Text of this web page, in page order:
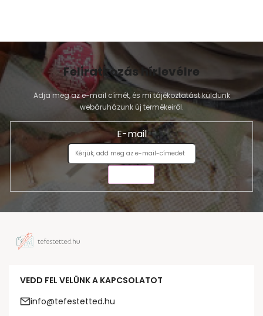
Feliratkozás hírlevélre
Adja meg az e-mail címét, és mi tájékoztatást küldünk
webáruházunk új termékeiről.
E-mail
VEDD FEL VELÜNK A KAPCSOLATOT
info@tefestetted.hu